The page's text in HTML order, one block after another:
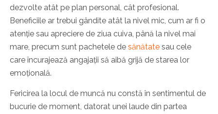
dezvolte atât pe plan personal, cât profesional.
Beneficiile ar trebui gândite atât la nivel mic, cum ar fi o
atenție sau apreciere de ziua cuiva, până la nivel mai
mare, precum sunt pachetele de sănătate sau cele
care încurajează angajații să aibă grijă de starea lor
emoțională.
Fericirea la locul de muncă nu constă în sentimentul de
bucurie de moment, datorat unei laude din partea